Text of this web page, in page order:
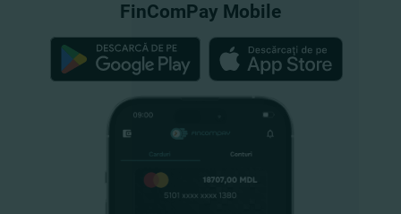
FinComPay Mobile